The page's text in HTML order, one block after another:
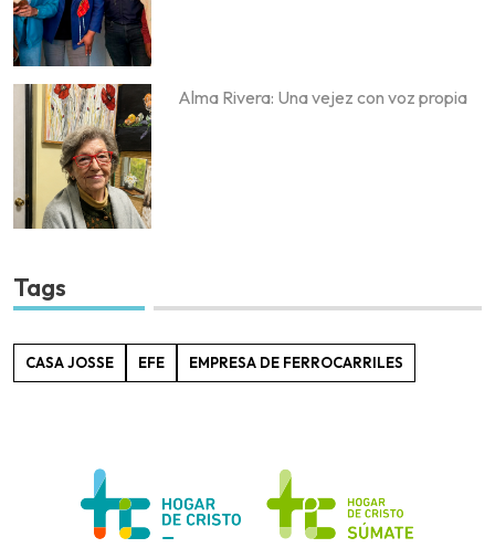
Alma Rivera: Una vejez con voz propia
Tags
CASA JOSSE EFE EMPRESA DE FERROCARRILES